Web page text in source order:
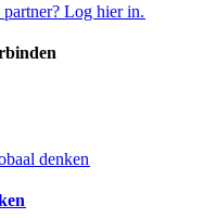
partner? Log hier in.​​
denken​​